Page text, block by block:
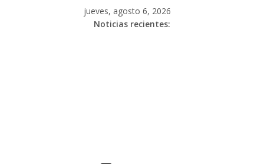
jueves, agosto 6, 2026
Noticias recientes: